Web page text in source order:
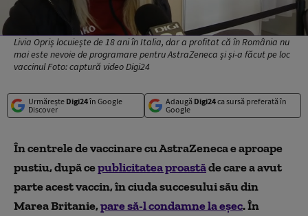
Livia Opriș locuiește de 18 ani în Italia, dar a profitat că în România nu
mai este nevoie de programare pentru AstraZeneca și și-a făcut pe loc
vaccinul Foto: captură video Digi24
Urmărește Digi24în Google
Discover
Adaugă Digi24ca sursă preferată în
Google
În centrele de vaccinare cu AstraZeneca e aproape
pustiu, după cepublicitatea proastăde care a avut
parte acest vaccin, în ciuda succesului său din
Marea Britanie,pare să-l condamne la eșec. În